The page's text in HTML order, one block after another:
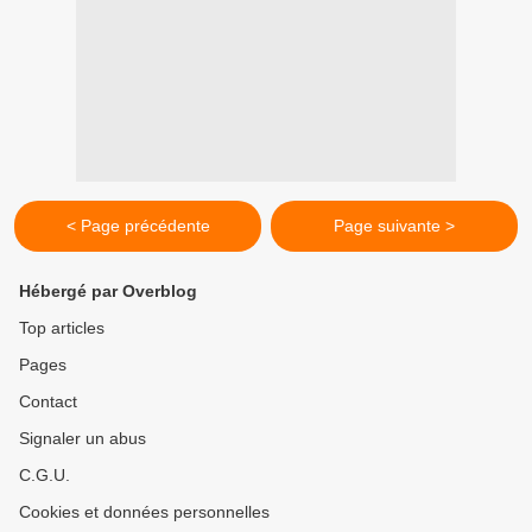
< Page précédente Page suivante >
Hébergé par Overblog
Top articles
Pages
Contact
Signaler un abus
C.G.U.
Cookies et données personnelles